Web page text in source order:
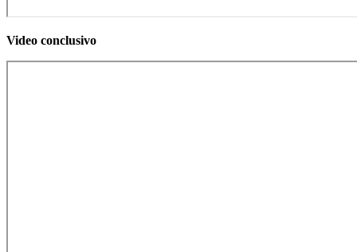
Video conclusivo